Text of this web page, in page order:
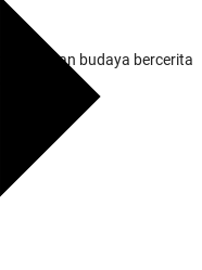
budaya bercerita